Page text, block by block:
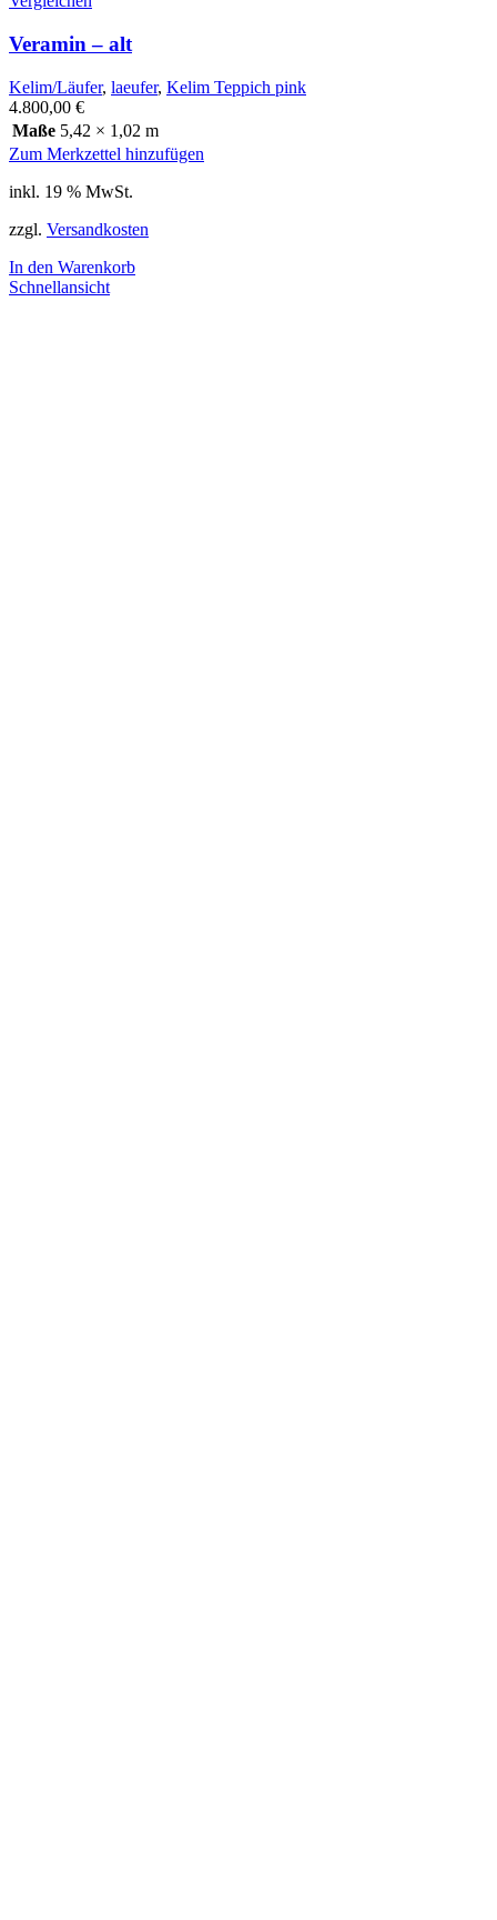
Veramin – alt
Kelim/Läufer, laeufer, Kelim Teppich pink
4.800,00 €
Maße 5,42 × 1,02 m
Zum Merkzettel hinzufügen
inkl. 19 % MwSt.
zzgl. Versandkosten
In den Warenkorb
Schnellansicht